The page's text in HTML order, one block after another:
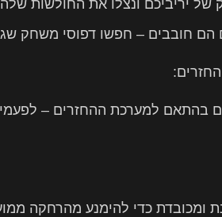
של יריביכם ונצלו את החולשות
חובבים – חפשו דפוסי משחק
למערכת ההחזרים – לפעמים
ומכובדת כדי להימנע מהרחקה